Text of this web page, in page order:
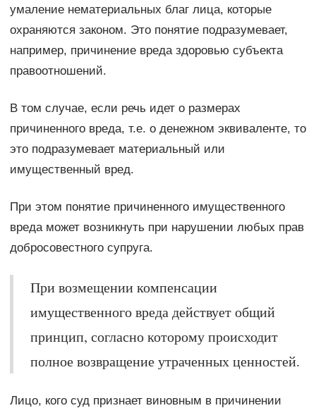
умаление нематериальных благ лица, которые
охраняются законом. Это понятие подразумевает,
например, причинение вреда здоровью субъекта
правоотношений.
В том случае, если речь идет о размерах
причиненного вреда, т.е. о денежном эквиваленте, то
это подразумевает материальный или
имущественный вред.
При этом понятие причиненного имущественного
вреда может возникнуть при нарушении любых прав
добросовестного супруга.
При возмещении компенсации
имущественного вреда действует общий
принцип, согласно которому происходит
полное возвращение утраченных ценностей.
Лицо, кого суд признает виновным в причинении